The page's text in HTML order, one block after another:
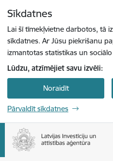
Sīkdatnes
Lai šī tīmekļvietne darbotos, tā
sīkdatnes. Ar Jūsu piekrišanu
izmantotas statistikas un
Lūdzu, atzīmējiet savu izvēli:
Noraidīt
Pārvaldīt sīkdatnes